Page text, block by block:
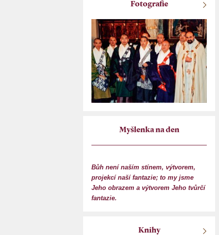
Fotografie
Myšlenka na den
Bůh není naším stínem, výtvorem,
projekcí naší fantazie; to my jsme
Jeho obrazem a výtvorem Jeho tvůrčí
fantazie.
Knihy